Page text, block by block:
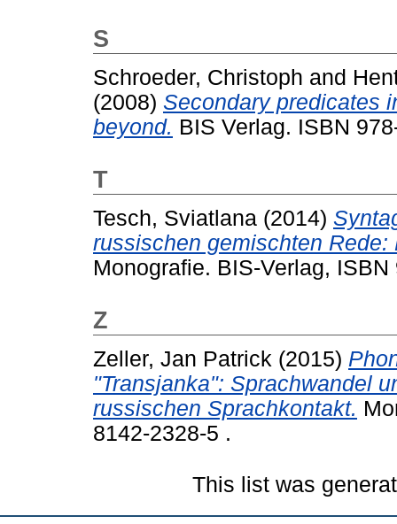
S
Schroeder, Christoph and
(2008) Secondary predicates
beyond. BIS Verlag. ISBN
T
Tesch, Sviatlana (2014)
russischen gemischten
Monografie. BIS-Verlag, ISBN
Z
Zeller, Jan Patrick (2015)
"Transjanka": Sprachwandel
russischen Sprachkontakt.
8142-2328-5 .
This list was